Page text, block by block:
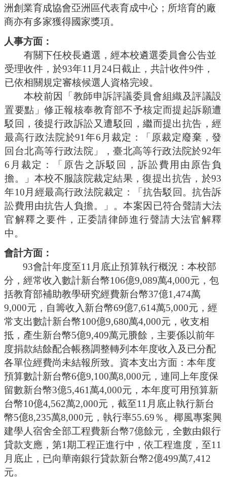
洲創業育成協會亞洲區代表育成中心；所培育的廠
商亦有多家獲得國家獎項。
人事方面：
有關下任校長遴選，經本校遴選委員會公告並
受理收件，於93年11月24日截止，共計收件9件，
已依相關規定審核候選人資格完竣。
本校前因
「教師申訴評議委員會組織及評議設
置要點」修正報核奉教育部不予核定而提起訴願遭
駁回，後提行政訴訟又遭駁回，繼而提出抗告，經
最高行政法院於91年6月裁定：「原裁定廢棄，發
回台北高等行政法院」，臺北高等行政法院於92年
6月裁定：「原告之訴駁回，訴訟費用由原告負
擔。」本校不服該院裁定結果，復提出抗告，於93
年10月經最高行政法院裁定：「抗告駁回。抗告訴
訟費用由抗告人 負擔。」。本案因已符合聲請大法
官解釋之要件，正委請律師進行聲請大法官解釋
中。
會計方面：
93會計年度至11月底止預算執行概況：本校部
分 ， 經常收入數計新台幣106億9,089萬4,000元，包
括教育部補助教學研究經費新台幣37億1,474萬
9,000元，自籌收入新台幣69億7,614萬5,000元，經
常支出數計新台幣100億9,680萬4,000元，收支相
抵，產生新台幣5億9,409萬元賸餘，主要係以前年
度捐款結餘配合帳務調整轉列本年度收入及已分配
各單位經費尚未結報所致。資本支出方面：本年度
預算數計新台幣6億9,100萬8,000元，連同上年度保
留數新台幣3億5,461萬4,000元，本年度可用預算新
台幣10億4,562萬2,000元，截至11月底止執行新台
幣5億8,235萬8,000元，執行率55.69％。椰風專案興
建學人宿舍全部工程費新台幣7億餘元，全數由銀行
貸款支應，第1期工程正進行中，依工程進度，至11
月底止，已向華南銀行貸款新台幣2億499萬7,412
元。